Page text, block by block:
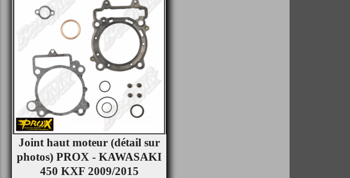
Joint haut moteur (détail sur
photos) PROX - KAWASAKI
450 KXF 2009/2015
Aperçu rapide